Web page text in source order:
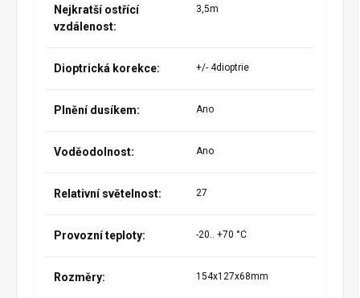
Nejkratší ostřící
vzdálenost:
3,5m
Dioptrická korekce: +/- 4dioptrie
Plnění dusíkem: Ano
Voděodolnost: Ano
Relativní světelnost: 27
Provozní teploty: -20.. +70 °C
Rozměry: 154x127x68mm